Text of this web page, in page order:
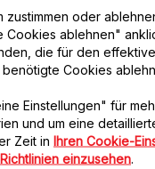
einfetten und
Zutaten bis auf das
Behälter schließen. 2
Die Hälfte des Teigs
in den
3
zustimmen oder
Cookies ablehnen"
die für den
Cookies
Einstellungen" für
und um eine
Zeit in Ihren Cookie-
einzusehen